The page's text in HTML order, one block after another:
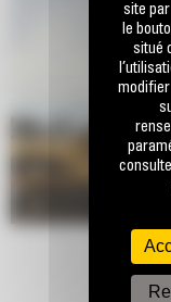
La zone de relief des
matériau sans gêner
site
le
situé